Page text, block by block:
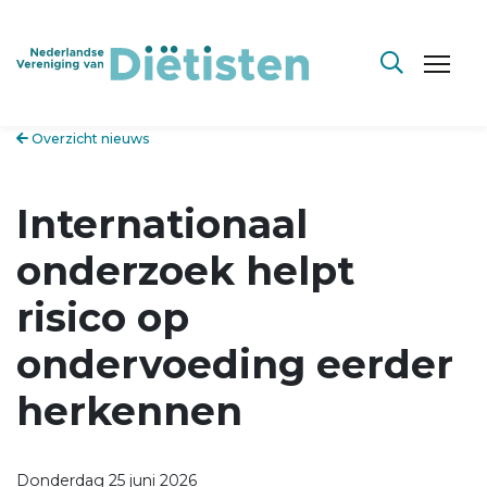
Overzicht nieuws
Internationaal
onderzoek helpt
risico op
ondervoeding eerder
herkennen
Donderdag 25 juni 2026